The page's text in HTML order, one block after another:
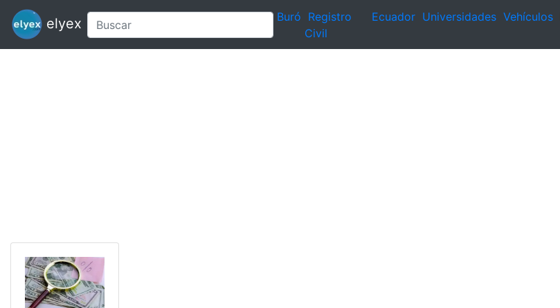
elyex Buró Registro
Civil
Ecuador Universidades Vehículos